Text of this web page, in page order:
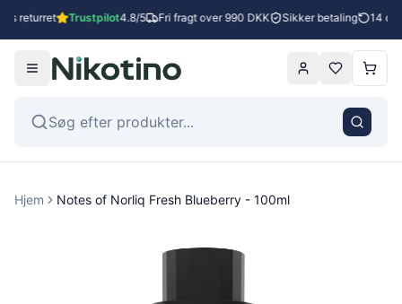
returret Trustpilot4.8/5 Fri fragt over 990 DKK Sikker betaling 14
Hjem Notes of Norliq Fresh Blueberry - 100ml